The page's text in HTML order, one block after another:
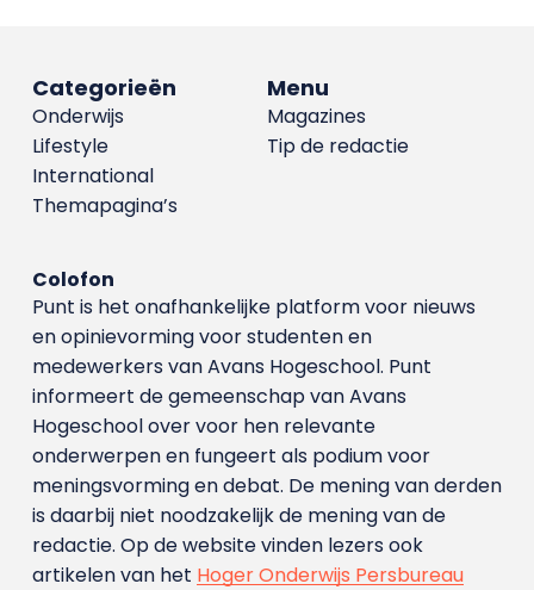
Menu
Magazines
Tip de redactie
Categorieën
Onderwijs
Lifestyle
International
Themapagina’s
Colofon
Punt is het onafhankelijke platform voor nieuws
en opinievorming voor studenten en
medewerkers van Avans Hoge­school. Punt
informeert de gemeenschap van Avans
Hogeschool over voor hen relevante
onderwerpen en fungeert als podium voor
meningsvorming en debat. De mening van derden
is daarbij niet noodzakelijk de mening van de
redactie. Op de website vinden lezers ook
artikelen van het Hoger Onderwijs Persbureau